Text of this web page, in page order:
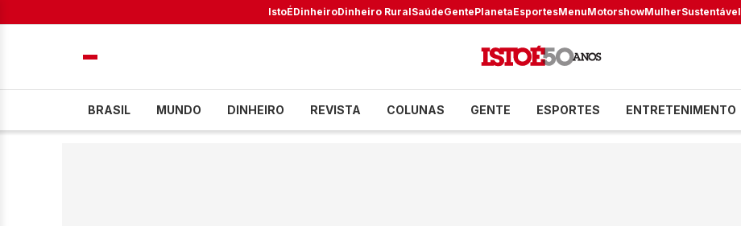
IstoÉDinheiroDinheiro RuralSaúdeGentePlanetaEsportesMenuMotorshowMulherSustentável
BRASIL MUNDO DINHEIRO REVISTA COLUNAS GENTE ESPORTES ENTRETENIMENTO